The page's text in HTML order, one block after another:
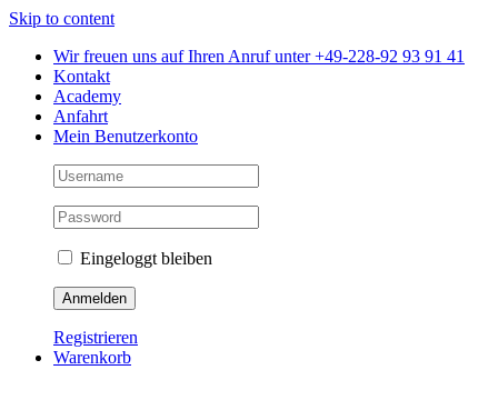
Skip to content
Wir freuen uns auf Ihren Anruf unter +49-228-92 93 91 41
Kontakt
Academy
Anfahrt
Mein Benutzerkonto
Eingeloggt bleiben
Registrieren
Warenkorb